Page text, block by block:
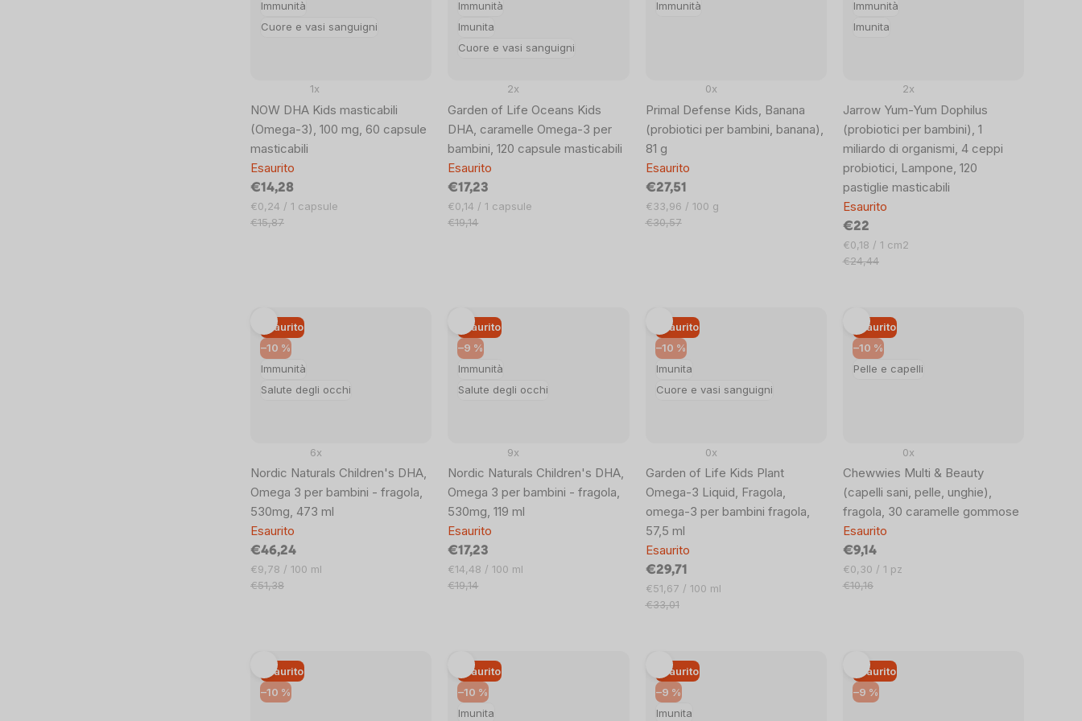
Immunità
Cuore e vasi sanguigni
NOW DHA Kids masticabili
(Omega-3), 100 mg, 60 capsule
masticabili
1x
Esaurito
€14,28
Prezzo
unitario:
€0,24 / 1 capsule
€15,87
Immunità
Imunita
Cuore e vasi sanguigni
Garden of Life Oceans Kids
DHA, caramelle Omega-3 per
bambini, 120 capsule masticabili
2x
Esaurito
€17,23
Prezzo
unitario:
€0,14 / 1 capsule
€19,14
Immunità
Primal Defense Kids, Banana
(probiotici per bambini, banana),
81 g
0x
Esaurito
€27,51
Prezzo
unitario:
€33,96 / 100 g
€30,57
Immunità
Imunita
Jarrow Yum-Yum Dophilus
(probiotici per bambini), 1
miliardo di organismi, 4 ceppi
probiotici, Lampone, 120
pastiglie masticabili
2x
Esaurito
€22
Prezzo
unitario:
€0,18 / 1 cm2
€24,44
Immunità
Salute degli occhi
Esaurito
–10 %
Nordic Naturals Children's DHA,
Omega 3 per bambini - fragola,
530mg, 473 ml
6x
Esaurito
€46,24
Prezzo
unitario:
€9,78 / 100 ml
€51,38
Immunità
Salute degli occhi
Esaurito
–9 %
Nordic Naturals Children's DHA,
Omega 3 per bambini - fragola,
530mg, 119 ml
9x
Esaurito
€17,23
Prezzo
unitario:
€14,48 / 100 ml
€19,14
Imunita
Cuore e vasi sanguigni
Esaurito
–10 %
Garden of Life Kids Plant
Omega-3 Liquid, Fragola,
omega-3 per bambini fragola,
57,5 ​​ml
0x
Esaurito
€29,71
Prezzo
unitario:
€51,67 / 100 ml
€33,01
Pelle e capelli
Esaurito
–10 %
Chewwies Multi & Beauty
(capelli sani, pelle, unghie),
fragola, 30 caramelle gommose
0x
Esaurito
€9,14
Prezzo
unitario:
€0,30 / 1 pz
€10,16
Esaurito
–10 %
Imunita
Esaurito
–10 %
Imunita
Esaurito
–9 %
Esaurito
–9 %